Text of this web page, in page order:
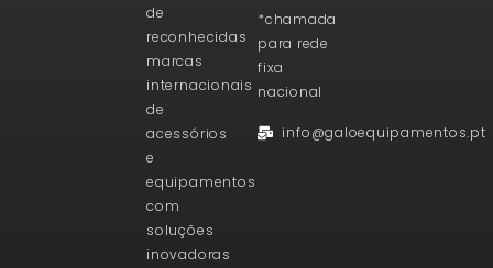
de
reconhecidas
marcas
internacionais
de
acessórios
e
equipamentos
com
soluções
inovadoras
*chamada
para rede
fixa
nacional
info@galoequipamentos.pt